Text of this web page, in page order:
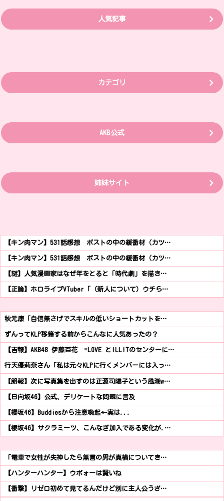
人気記事
カテゴリ
AKB公式
姉妹サイト
【キン肉マン】531話感想 ポストの中の緩衝材（カツ…
【キン肉マン】531話感想 ポストの中の緩衝材（カツ…
【謎】人気漫画家はなぜ年をとると「時代劇」を描き…
【正論】ホロライブVTuber「（新人について）ウチら…
秋元康「自信無さげでスキルの低いショートカットを…
ずんってKLP移籍する前からこんなに人気あったの？
【吉報】AKB48 伊藤百花 =LOVE とILLITのセンターに…
行天優莉奈さん「私は元々KLPに行くメンバーには入っ…
【朗報】次に写真集を出すのは正源司陽子という風潮w…
【日向坂46】公式、デリケートな問題に言及
【櫻坂46】Buddiesから注意喚起←実は...
【櫻坂46】サクラミーツ、こんなぎ加入である変化が.…
「電車で女性が失神したら無言の男が真横についてき…
【ハンターハンター】ウボォーは賢いね
【衝撃】リゼロ初めて見てるんだけど別に主人公うざ…